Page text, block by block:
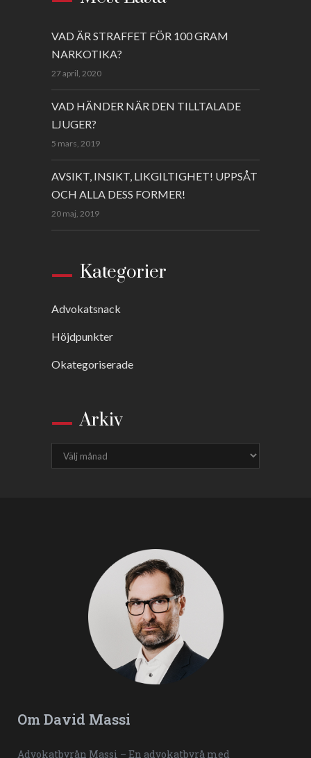
VAD ÄR STRAFFET FÖR 100 GRAM
NARKOTIKA?
27 april, 2020
VAD HÄNDER NÄR DEN TILLTALADE
LJUGER?
5 mars, 2019
AVSIKT, INSIKT, LIKGILTIGHET! UPPSÅT
OCH ALLA DESS FORMER!
20 maj, 2019
Kategorier
Advokatsnack
Höjdpunkter
Okategoriserade
Arkiv
Om David Massi
Advokatbyrån Massi – En advokatbyrå med